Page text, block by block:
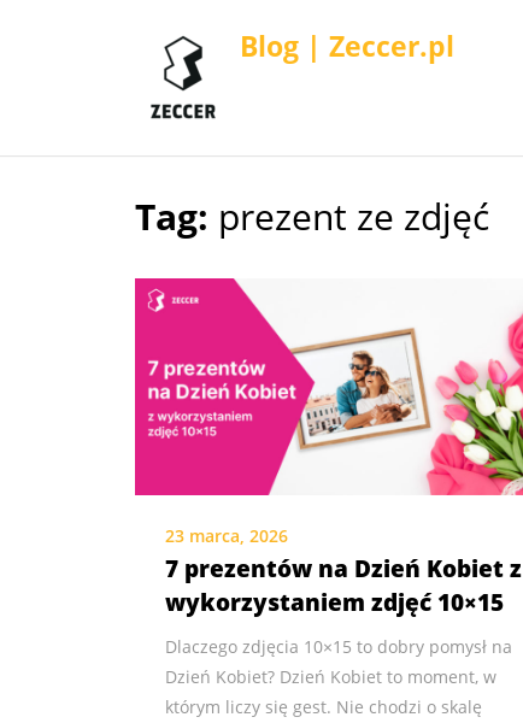
Blog | Zeccer.pl
Skip
Tag: prezent ze zdjęć
23 marca, 2026
7 prezentów na Dzień Kobiet z
wykorzystaniem zdjęć 10×15
Dlaczego zdjęcia 10×15 to dobry pomysł na
Dzień Kobiet? Dzień Kobiet to moment, w
którym liczy się gest. Nie chodzi o skalę